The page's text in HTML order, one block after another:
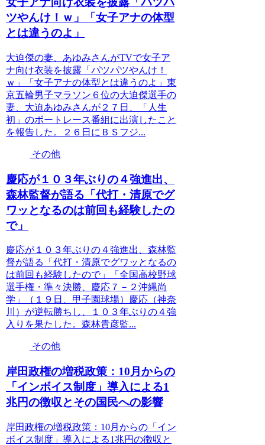
ツやんけ！ｗ」「女子アナの体型
とは違うのよ」
大迫傑の妻、あゆみさんがTVで女子ア
ナ向け衣装を披露「パツパツやんけ！
ｗ」「女子アナの体型とは違うのよ」東
京五輪男子マラソン６位の大迫傑選手の
妻、大迫あゆみさんが２７日、「人生
初」のボートレース番組に出演したこと
を報告した。２６日にＢＳフジ...
その他
慶応が１０３年ぶりの４強進出、
森林監督が語る「代打・清原でグ
ワッとなるのは前回も経験したの
で」
慶応が１０３年ぶりの４強進出、森林監
督が語る「代打・清原でグワッとなるの
は前回も経験したので」「全国高校野球
選手権・準々決勝、慶応７－２沖縄尚
学」（１９日、甲子園球場）慶応（神奈
川）が逆転勝ちし、１０３年ぶりの４強
入りを果たした。森林貴彦監...
その他
岸田政権の増税政策：10月からの
「インボイス制度」導入による1
兆円の徴収とその国民への影響
岸田政権の増税政策：10月からの「イン
ボイス制度」導入による1兆円の徴収と